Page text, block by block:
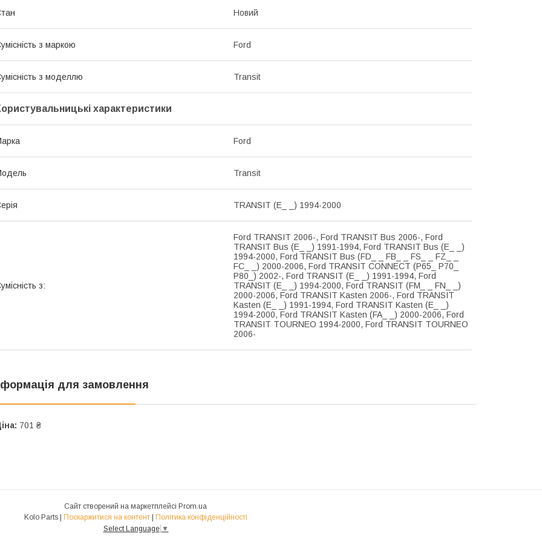
Новий
з маркою Ford
з моделлю Transit
характеристики
Ford
Transit
TRANSIT (E_ _) 1994-2000
з:
Ford TRANSIT 2006-, Ford TRANSIT Bus 2006-, Ford
TRANSIT Bus (E_ _) 1991-1994, Ford TRANSIT Bus (E_ _)
1994-2000, Ford TRANSIT Bus (FD_ _ FB_ _ FS_ _ FZ_ _
FC_ _) 2000-2006, Ford TRANSIT CONNECT (P65_ P70_
P80_) 2002-, Ford TRANSIT (E_ _) 1991-1994, Ford
TRANSIT (E_ _) 1994-2000, Ford TRANSIT (FM_ _ FN_ _)
2000-2006, Ford TRANSIT Kasten 2006-, Ford TRANSIT
Kasten (E_ _) 1991-1994, Ford TRANSIT Kasten (E_ _)
1994-2000, Ford TRANSIT Kasten (FA_ _) 2000-2006, Ford
TRANSIT TOURNEO 1994-2000, Ford TRANSIT TOURNEO
2006-
для замовлення
701 ₴
Сайт створений на маркетплейсі Prom.ua
Поскаржитися на контент
Політика конфіденційності
Select Language ▼